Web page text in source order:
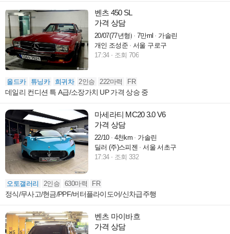
벤츠 450 SL
가격 상담
20/07(77년형) 7만ml
가솔린
개인 조성준
서울 구로구
17:34
조회 706
올드카 튜닝카 희귀차 2인승 222마력 FR
데일리 컨디션 특 A급/소장가치 UP 가격 상승 중
마세라티 MC20 3.0 V6
가격 상담
22/10 4천km
가솔린
딜러 (주)스피젠
서울 서초구
17:34
조회 332
오토갤러리 2인승 630마력 FR
정식/무사고/현금/PPF/버터플라이도어/신차급주행
벤츠 마이바흐
가격 상담